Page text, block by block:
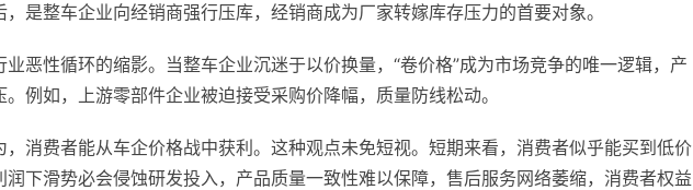
是整车企业向经销商强行压库，经销商成为厂家转嫁库存压力的首要对象。
恶性循环的缩影。当整车企业沉迷于以价换量，“卷价格”成为市场竞争的唯一逻辑，产
例如，上游零部件企业被迫接受采购价降幅，质量防线松动。
，消费者能从车企价格战中获利。这种观点未免短视。短期来看，消费者似乎能买到低价
润下滑势必会侵蚀研发投入，产品质量一致性难以保障，售后服务网络萎缩，消费者权益